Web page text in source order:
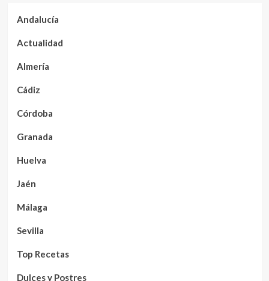
Andalucía
Actualidad
Almería
Cádiz
Córdoba
Granada
Huelva
Jaén
Málaga
Sevilla
Top Recetas
Dulces y Postres